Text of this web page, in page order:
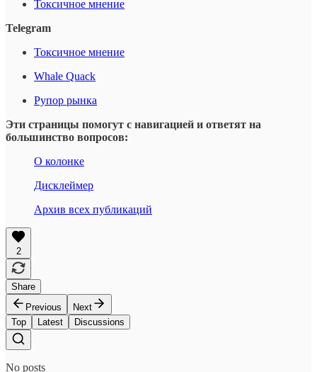
Токсичное мнение
Telegram
Токсичное мнение
Whale Quack
Рупор рынка
Эти страницы помогут с навигацией и ответят на
большинство вопросов:
О колонке
Дисклеймер
Архив всех публикаций
2
Share
Previous
Next
Top
Latest Discussions
No posts